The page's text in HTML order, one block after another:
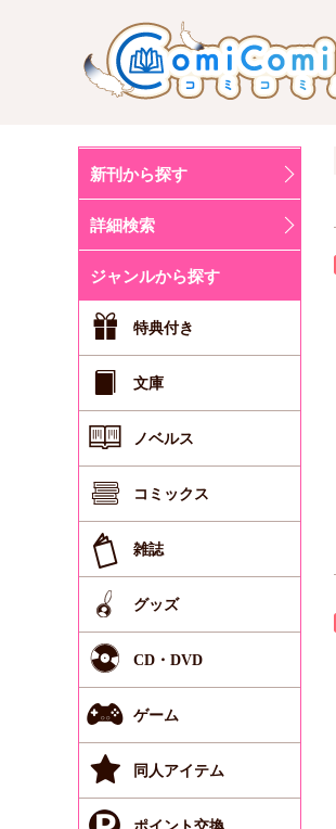
新刊から探す
詳細検索
ジャンルから探す
特典付き
文庫
ノベルス
コミックス
雑誌
グッズ
CD・DVD
ゲーム
同人アイテム